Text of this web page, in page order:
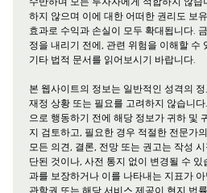
하지 않으며 이에 대한 어떠한 권리도 보
효과로 수익과 손실이 모두 확대됩니다.
정을 내리기 전에, 관련 위험을 이해할 수
기타 법적 문서를 읽어보시기 바랍니다.
본 웹사이트의 정보는 일반적인 성격의
재정 상황 또는 필요를 고려하지 않습니
으로 행동하기 전에 해당 정보가 귀하 및
지 검토하고, 필요한 경우 적절한 전문가
모든 의견, 결론, 전망 또는 권고는 작성
단된 것이나, 사전 통지 없이 변경될 수
과를 보장하거나 이를 나타내는 지표가